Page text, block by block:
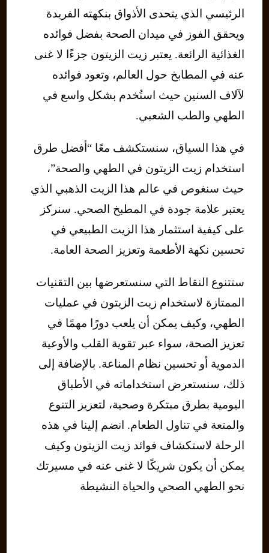
الرئيسي الذي يتحدى الأذواق بنكهته الفريدة
ويحقق الفوز في ميدان الصحة بفضل فوائده
الغذائية الرائعة. يعتبر زيت الزيتون جزءًا لا غنى
عنه في المطابخ حول العالم، وتعود فوائده
لآلاف السنين حيث استُخدم بشكل واسع في
الطهي والطب الشعبي.
في هذا السياق، سنستكشف معًا “أفضل طرق
استخدام زيت الزيتون في الطهي والصحة”،
حيث سنغوص في عالم هذا الزيت الذهبي الذي
يعتبر علامة جودة في المطبخ الصحي. سنركز
على كيفية استثمار هذا الزيت الطبيعي في
تحسين نكهة الأطعمة وتعزيز الصحة العامة.
ستتنوع النقاط التي سنستعرضها بين التقنيات
الممتازة لاستخدام زيت الزيتون في عمليات
الطهي، وكيف يمكن أن يلعب دورًا مهمًا في
تعزيز الصحة، سواء عبر تقوية القلب والأوعية
الدموية أو تحسين نظام المناعة. بالإضافة إلى
ذلك، سنستعرض استخداماته في الأطباق
اليومية بطرق مبتكرة وصحية، لتعزيز التنوع
والمتعة في تناول الطعام. انضم إلينا في هذه
الرحلة لاستكشاف فوائد زيت الزيتون وكيف
يمكن أن يكون شريكًا لا غنى عنه في مسيرتك
نحو الطهي الصحي والحياة النشيطة